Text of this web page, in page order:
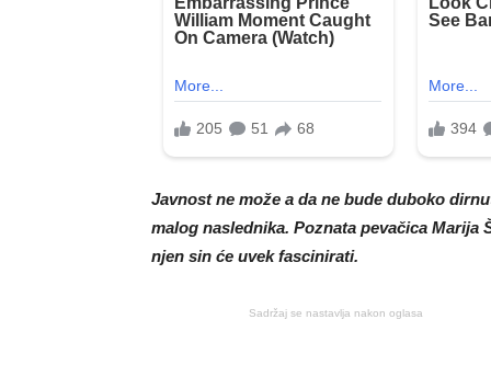
Javnost ne može a da ne bude duboko
malog naslednika. Poznata pevačica
njen sin će uvek fascinirati.
Sadržaj se nastavlja nakon oglasa